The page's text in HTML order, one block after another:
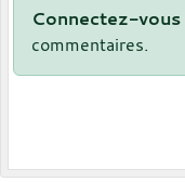
Connectez-vous
commentaires.